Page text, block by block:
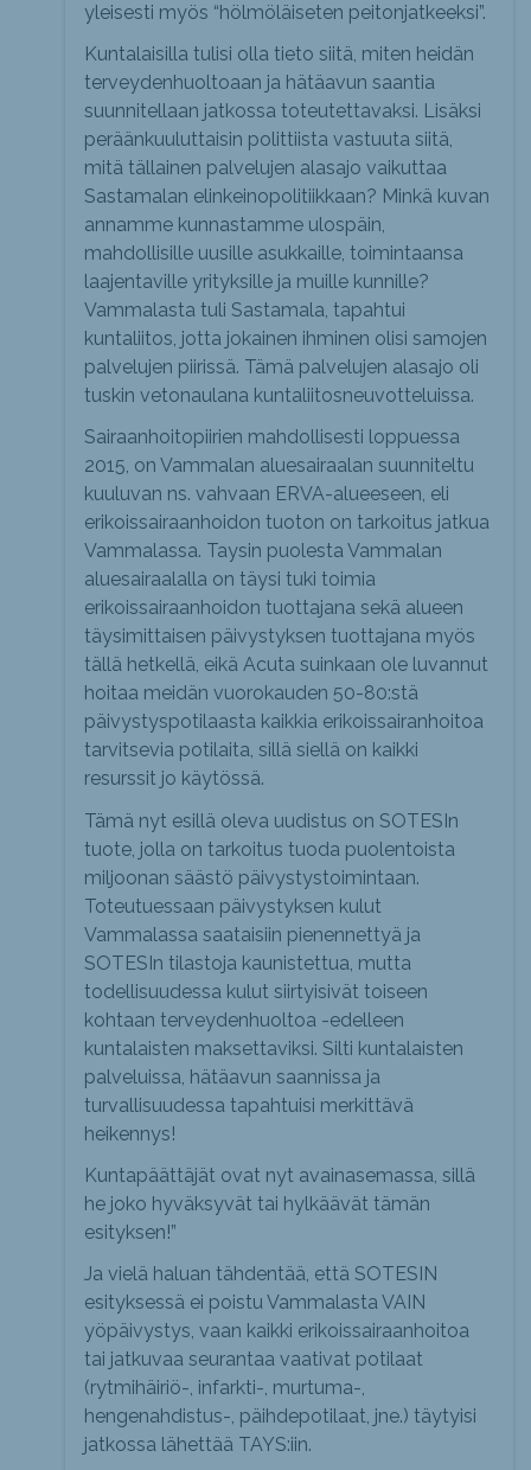
yleisesti myös “hölmöläiseten peitonjatkeeksi”.
Kuntalaisilla tulisi olla tieto siitä, miten heidän
terveydenhuoltoaan ja hätäavun saantia
suunnitellaan jatkossa toteutettavaksi. Lisäksi
peräänkuuluttaisin polittiista vastuuta siitä,
mitä tällainen palvelujen alasajo vaikuttaa
Sastamalan elinkeinopolitiikkaan? Minkä kuvan
annamme kunnastamme ulospäin,
mahdollisille uusille asukkaille, toimintaansa
laajentaville yrityksille ja muille kunnille?
Vammalasta tuli Sastamala, tapahtui
kuntaliitos, jotta jokainen ihminen olisi samojen
palvelujen piirissä. Tämä palvelujen alasajo oli
tuskin vetonaulana kuntaliitosneuvotteluissa.
Sairaanhoitopiirien mahdollisesti loppuessa
2015, on Vammalan aluesairaalan suunniteltu
kuuluvan ns. vahvaan ERVA-alueeseen, eli
erikoissairaanhoidon tuoton on tarkoitus jatkua
Vammalassa. Taysin puolesta Vammalan
aluesairaalalla on täysi tuki toimia
erikoissairaanhoidon tuottajana sekä alueen
täysimittaisen päivystyksen tuottajana myös
tällä hetkellä, eikä Acuta suinkaan ole luvannut
hoitaa meidän vuorokauden 50-80:stä
päivystyspotilaasta kaikkia erikoissairanhoitoa
tarvitsevia potilaita, sillä siellä on kaikki
resurssit jo käytössä.
Tämä nyt esillä oleva uudistus on SOTESIn
tuote, jolla on tarkoitus tuoda puolentoista
miljoonan säästö päivystystoimintaan.
Toteutuessaan päivystyksen kulut
Vammalassa saataisiin pienennettyä ja
SOTESIn tilastoja kaunistettua, mutta
todellisuudessa kulut siirtyisivät toiseen
kohtaan terveydenhuoltoa -edelleen
kuntalaisten maksettaviksi. Silti kuntalaisten
palveluissa, hätäavun saannissa ja
turvallisuudessa tapahtuisi merkittävä
heikennys!
Kuntapäättäjät ovat nyt avainasemassa, sillä
he joko hyväksyvät tai hylkäävät tämän
esityksen!”
Ja vielä haluan tähdentää, että SOTESIN
esityksessä ei poistu Vammalasta VAIN
yöpäivystys, vaan kaikki erikoissairaanhoitoa
tai jatkuvaa seurantaa vaativat potilaat
(rytmihäiriö-, infarkti-, murtuma-,
hengenahdistus-, päihdepotilaat, jne.) täytyisi
jatkossa lähettää TAYS:iin.